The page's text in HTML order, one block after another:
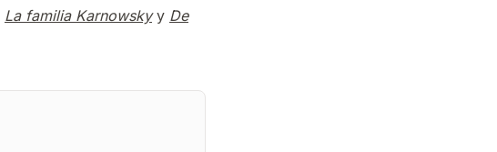
La familia Karnowskyy De